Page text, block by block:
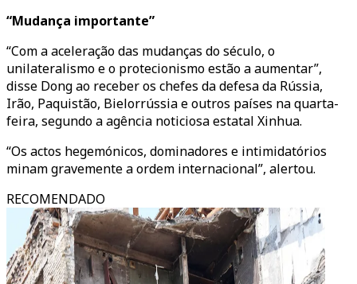
“Mudança importante”
“Com a aceleração das mudanças do século, o
unilateralismo e o protecionismo estão a aumentar”,
disse Dong ao receber os chefes da defesa da Rússia,
Irão, Paquistão, Bielorrússia e outros países na quarta-
feira, segundo a agência noticiosa estatal Xinhua.
“Os actos hegemónicos, dominadores e intimidatórios
minam gravemente a ordem internacional”, alertou.
RECOMENDADO